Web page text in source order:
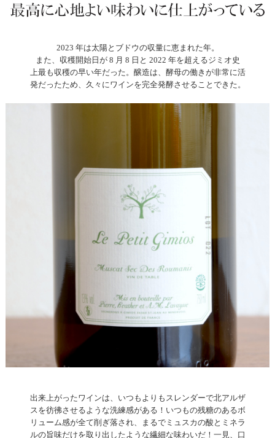
2023 年は太陽とブドウの収量に恵まれた年。
また、収穫開始日が 8 月 8 日と 2022 年を超えるジミオ史
上最も収穫の早い年だった。醸造は、酵母の働きが非常に活
発だったため、久々にワインを完全発酵させることできた。
出来上がったワインは、いつもよりもスレンダーで北アルザ
スを彷彿させるような洗練感がある！いつもの残糖のあるボ
リューム感が全て削ぎ落され、まるでミュスカの酸とミネラ
ルの旨味だけを取り出したような繊細な味わいだ！一見、口